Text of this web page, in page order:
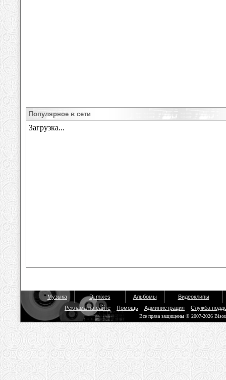
Популярное в сети
Музыка Dj mixes Альбомы
Видеоклипы
Реклама на сайте
Помощь Администрация Служба
Все права защищены © 2007-2026